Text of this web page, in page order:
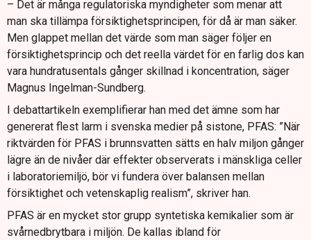
– Det är många regulatoriska myndigheter som menar att
man ska tillämpa försiktighetsprincipen, för då är man säker.
Men glappet mellan det värde som man säger följer en
försiktighetsprincip och det reella värdet för en farlig dos kan
vara hundratusentals gånger skillnad i koncentration, säger
Magnus Ingelman-Sundberg.
I debattartikeln exemplifierar han med det ämne som har
genererat flest larm i svenska medier på sistone, PFAS: ”När
riktvärden för PFAS i brunnsvatten sätts en halv miljon gånger
lägre än de nivåer där effekter observerats i mänskliga celler
i laboratoriemiljö, bör vi fundera över balansen mellan
försiktighet och vetenskaplig realism”, skriver han.
PFAS är en mycket stor grupp syntetiska kemikalier som är
svårnedbrytbara i miljön. De kallas ibland för